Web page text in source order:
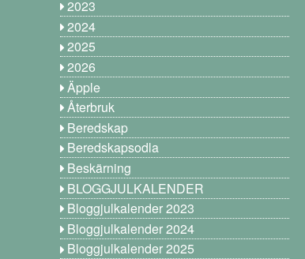
2023
2024
2025
2026
Äpple
Återbruk
Beredskap
Beredskapsodla
Beskärning
BLOGGJULKALENDER
Bloggjulkalender 2023
Bloggjulkalender 2024
Bloggjulkalender 2025